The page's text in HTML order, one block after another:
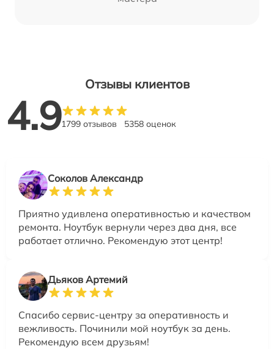
Отзывы клиентов
4.91799 отзывов 5358 оценок
Соколов Александр
Приятно удивлена оперативностью и качеством
ремонта. Ноутбук вернули через два дня, все
работает отлично. Рекомендую этот центр!
Дьяков Артемий
Спасибо сервис-центру за оперативность и
вежливость. Починили мой ноутбук за день.
Рекомендую всем друзьям!